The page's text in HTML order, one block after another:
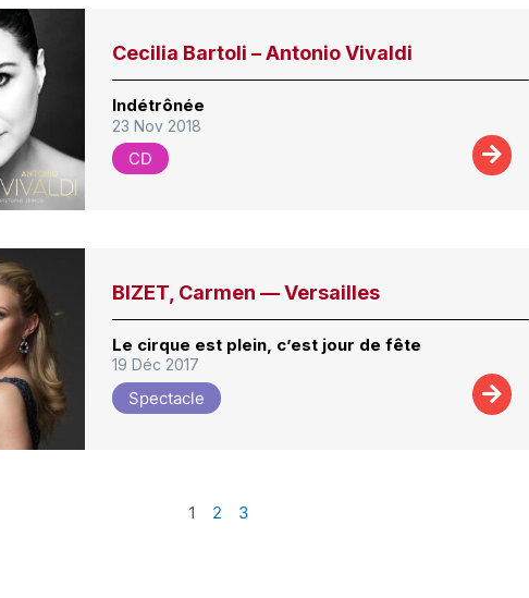
Cecilia Bartoli – Antonio Vivaldi
Indétrônée
23 Nov 2018
CD
BIZET, Carmen — Versailles
Le cirque est plein, c’est jour de fête
19 Déc 2017
Spectacle
1 2 3